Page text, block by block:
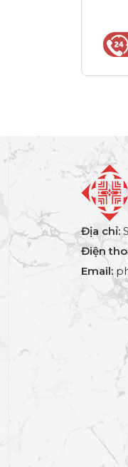
Địa chỉ:
Điện
Email: